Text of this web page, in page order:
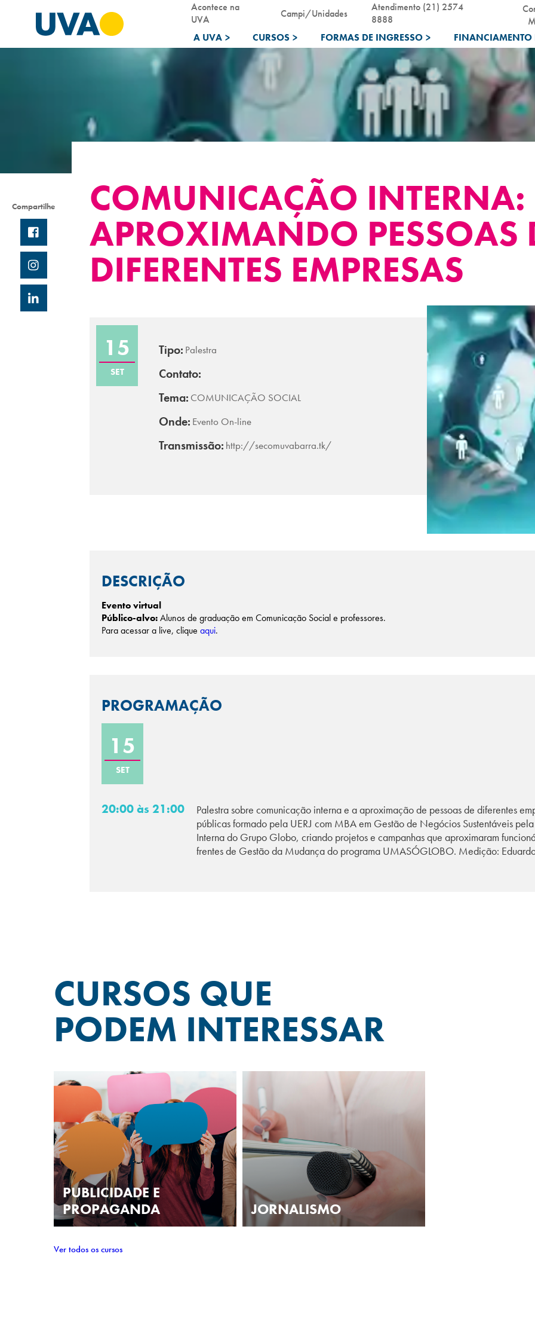
A UVA > CURSOS > FORMAS DE INGRESSO > FINANCIAMENTO
Acontece na
UVA
Campi/Unidades
Atendimento (21) 2574
8888
COMUNICAÇÃO INTERNA:
APROXIMANDO PESSOAS
DIFERENTES EMPRESAS
Compartilhe
15
SET
Tipo: Palestra
Contato:
Tema: COMUNICAÇÃO SOCIAL
Onde: Evento On-line
Transmissão: http://secomuvabarra.tk/
DESCRIÇÃO
Evento virtual
Público-alvo:Alunos de graduação em Comunicação Social e professores.
Para acessar a live, clique aqui.
PROGRAMAÇÃO
15
SET
20:00 às 21:00
Palestra sobre comunicação interna e a aproximação de pessoas de diferentes
públicas formado pela UERJ com MBA em Gestão de Negócios Sustentáveis
Interna do Grupo Globo, criando projetos e campanhas que aproximaram
frentes de Gestão da Mudança do programa UMASÓGLOBO. Medição:
CURSOS QUE
PODEM INTERESSAR
PUBLICIDADE E
PROPAGANDA
JORNALISMO
Ver todos os cursos